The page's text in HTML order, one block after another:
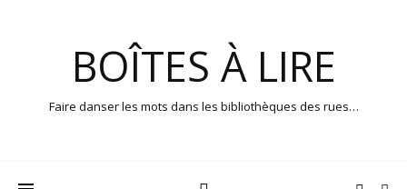
BOÎTES À LIRE
Faire danser les mots dans les bibliothèques des rues…